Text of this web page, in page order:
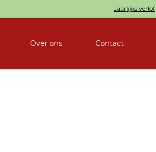
Jaarlijks verlof
Over ons Contact